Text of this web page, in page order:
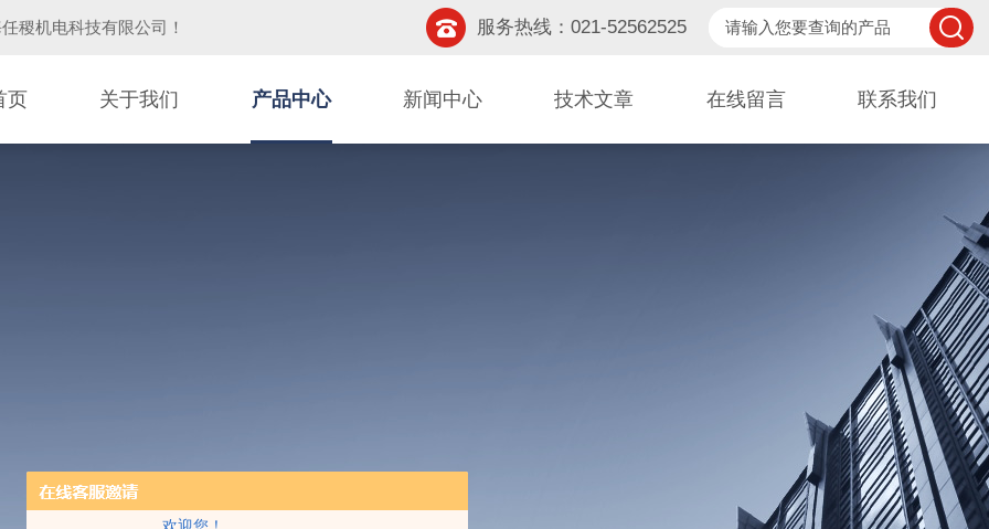
任稷机电科技有限公司 ！ 服务热线：021-52562525
页 关于我们 产品中心 新闻中心 技术文章 在线留言 联系我们